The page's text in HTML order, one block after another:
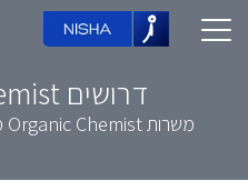
דרושים Organic Chemist
משרות Organic Chemist מובילות, מחכות לך ממש כאן